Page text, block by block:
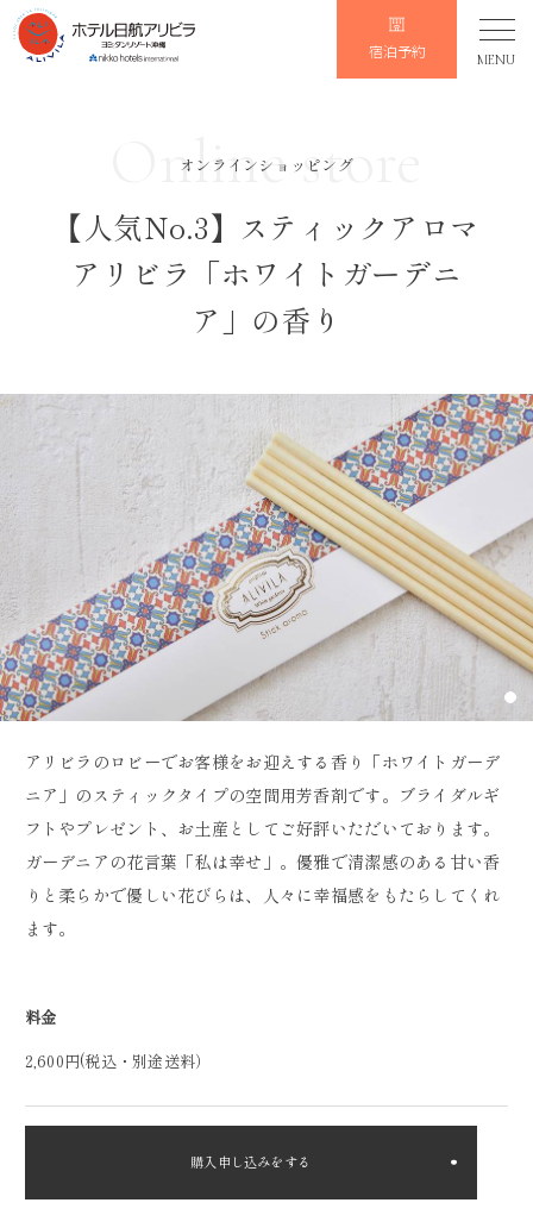
宿泊予約 MENU
Online store
オンラインショッピング
【人気No.3】スティックアロマ
アリビラ「ホワイトガーデニ
ア」の香り
アリビラのロビーでお客様をお迎えする香り「ホワイトガーデ
ニア」のスティックタイプの空間用芳香剤です。ブライダルギ
フトやプレゼント、お土産としてご好評いただいております。
ガーデニアの花言葉「私は幸せ」。優雅で清潔感のある甘い香
りと柔らかで優しい花びらは、人々に幸福感をもたらしてくれ
ます。
料金
2,600円(税込・別途送料）
購入申し込みをする